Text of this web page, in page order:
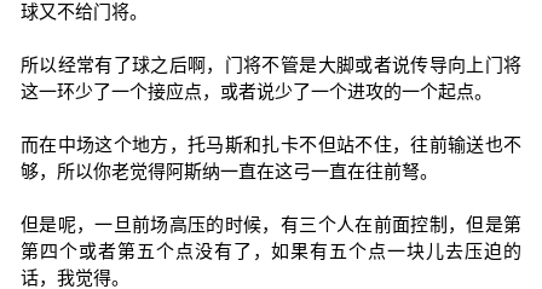
球又不给门将。
所以经常有了球之后啊，门将不管是大脚或者说传导向上门将
这一环少了一个接应点，或者说少了一个进攻的一个起点。
而在中场这个地方，托马斯和扎卡不但站不住，往前输送也不
够，所以你老觉得阿斯纳一直在这弓一直在往前弩。
但是呢，一旦前场高压的时候，有三个人在前面控制，但是第
第四个或者第五个点没有了，如果有五个点一块儿去压迫的
话，我觉得。